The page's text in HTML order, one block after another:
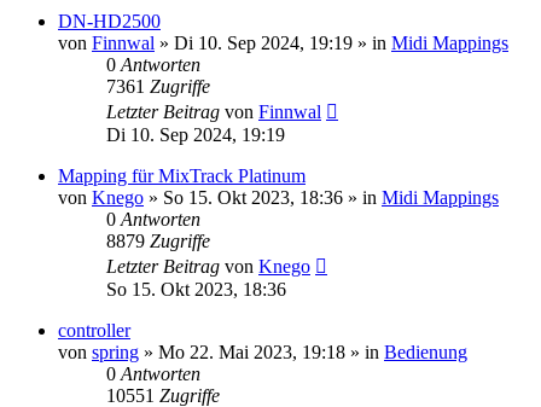
DN-HD2500
von Finnwal » Di 10. Sep 2024, 19:19 » in Midi Mappings
0 Antworten
7361 Zugriffe
Letzter Beitrag von Finnwal
Di 10. Sep 2024, 19:19
Mapping für MixTrack Platinum
von Knego » So 15. Okt 2023, 18:36 » in Midi Mappings
0 Antworten
8879 Zugriffe
Letzter Beitrag von Knego
So 15. Okt 2023, 18:36
controller
von spring » Mo 22. Mai 2023, 19:18 » in Bedienung
0 Antworten
10551 Zugriffe